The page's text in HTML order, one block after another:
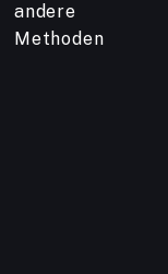
andere
Methoden